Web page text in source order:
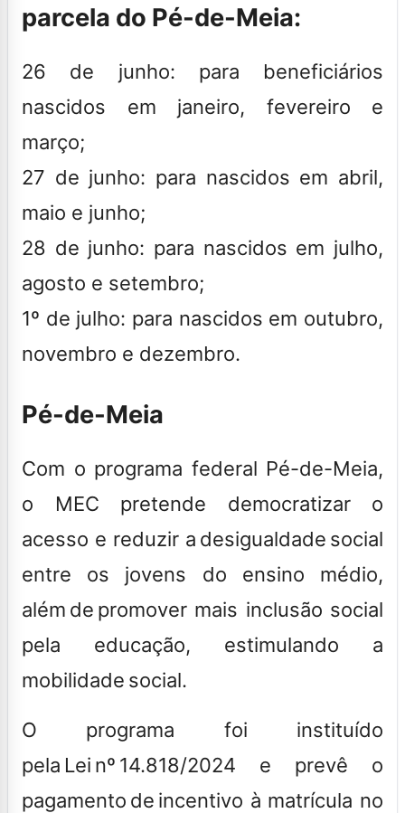
parcela do Pé-de-Meia:
26 de junho: para beneficiários
nascidos em janeiro, fevereiro e
março;
27 de junho: para nascidos em abril,
maio e junho;
28 de junho: para nascidos em julho,
agosto e setembro;
1º de julho: para nascidos em outubro,
novembro e dezembro.
Pé-de-Meia
Com o programa federal Pé-de-Meia,
o MEC pretende democratizar o
acesso e reduzir a desigualdade social
entre os jovens do ensino médio,
além de promover mais inclusão social
pela educação, estimulando a
mobilidade social.
O programa foi instituído
pela Lei nº 14.818/2024 e prevê o
pagamento de incentivo à matrícula no